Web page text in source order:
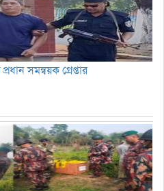
সমন্বয়ক গ্রেপ্তার